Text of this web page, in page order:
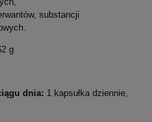
substancji
g
dnia: 1 kapsułka dziennie,